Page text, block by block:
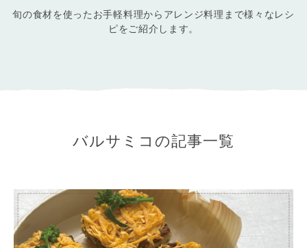
旬の食材を使ったお手軽料理からアレンジ料理まで様々なレシ
ピをご紹介します。
バルサミコの記事一覧